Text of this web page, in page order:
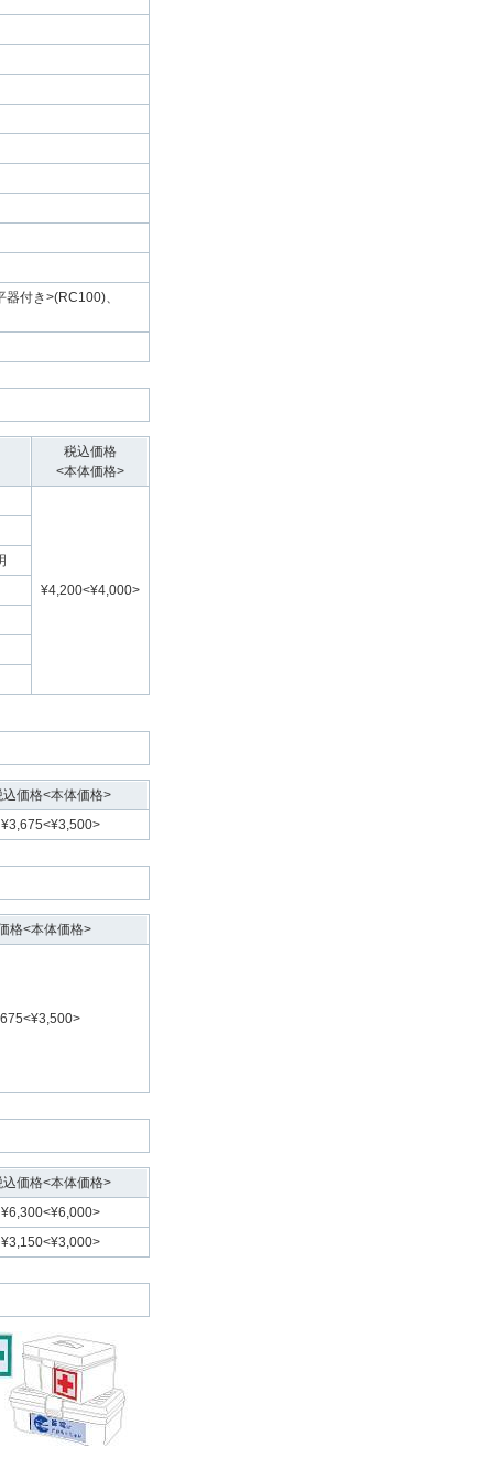
付き>(RC100)、
税込価格
<本体価格>
¥4,200<¥4,000>
込価格<本体価格>
¥3,675<¥3,500>
格<本体価格>
込価格<本体価格>
¥6,300<¥6,000>
¥3,150<¥3,000>